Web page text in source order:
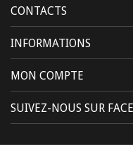
CONTACTS
INFORMATIONS
MON COMPTE
SUIVEZ-NOUS SUR